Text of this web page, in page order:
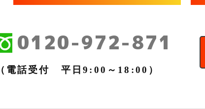
0120-972-871
（電話受付 平日9:00～18:00）